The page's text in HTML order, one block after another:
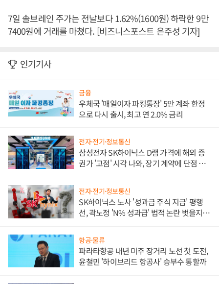
7일 솔브레인 주가는 전날보다 1.62%(1600원) 하락한 9만
7400원에 거래를 마쳤다. [비즈니스포스트 은주성 기자]
인기기사
금융
우체국 '매일이자 파킹통장' 5만 계좌 한정
으로 다시 출시, 최고 연 2.0% 금리
전자·전기·정보통신
삼성전자 SK하이닉스 D램 가격에 해외 증
권가 '고점' 시각 나와, 장기 계약에 단점 부
전자·전기·정보통신
SK하이닉스 노사 '성과급 주식 지급' 평행
선, 곽노정 'N% 성과급' 법적 논란 벗을지 주
항공·물류
파라타항공 내년 미주 장거리 노선 첫 도전,
윤철민 '하이브리드 항공사' 승부수 통할까